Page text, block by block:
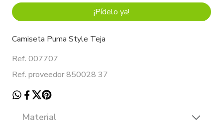
¡Pídelo ya!
Camiseta Puma Style Teja
Ref. 007707
Ref. proveedor 850028 37
Material